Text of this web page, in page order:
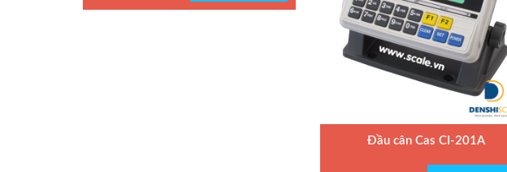
Xuất xứ : Hàn Quốc
Đầu cân Cas CI-201A
Model : Đầu cân điện tử CI-201A